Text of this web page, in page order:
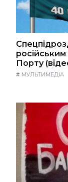
російським
Порту
# МУЛЬТИМЕДІА